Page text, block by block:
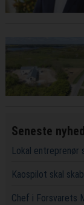
Seneste
Lokal entreprenør
Kaospilot skal
Chef i Forsvarets